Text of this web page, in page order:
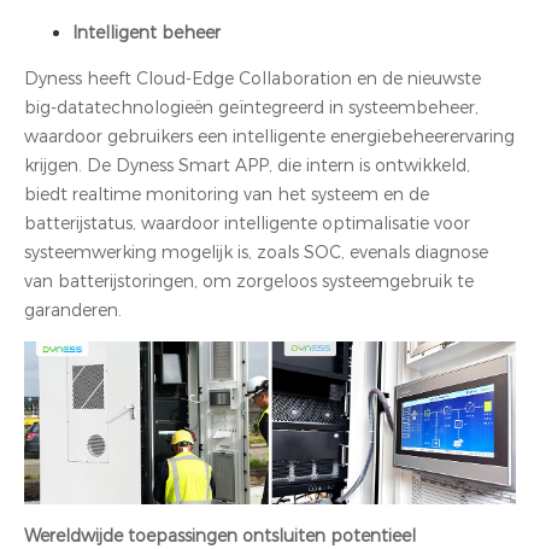
Intelligent beheer
Dyness heeft Cloud-Edge Collaboration en de nieuwste
big-datatechnologieën geïntegreerd in systeembeheer,
waardoor gebruikers een intelligente energiebeheerervaring
krijgen. De Dyness Smart APP, die intern is ontwikkeld,
biedt realtime monitoring van het systeem en de
batterijstatus, waardoor intelligente optimalisatie voor
systeemwerking mogelijk is, zoals SOC, evenals diagnose
van batterijstoringen, om zorgeloos systeemgebruik te
garanderen.
Wereldwijde toepassingen ontsluiten potentieel